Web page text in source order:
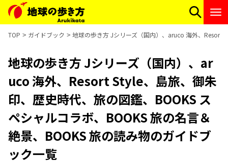
TOP ガイドブック 地球の歩き方 Jシリーズ（国内）、aruco 海外、Resort
地球の歩き方 Jシリーズ（国内）、ar
uco 海外、Resort Style、島旅、御朱
印、歴史時代、旅の図鑑、BOOKS ス
ペシャルコラボ、BOOKS 旅の名言＆
絶景、BOOKS 旅の読み物のガイドブ
ック一覧